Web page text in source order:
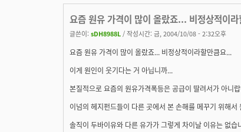
요즘 원유 가격이 많이 올랐죠... 비정상적이
글쓴이: sDH8988L / 작성시간: 금, 2004/10/08 - 2:32오후
요즘 원유 가격이 많이 올랐죠... 비정상적이라할만큼요...
이게 원인이 웃기다는 거 아닙니까...
본질적으로 요즘의 원유가격폭등은 공급이 딸려서가 아니
이넘의 헤지펀드들이 다른 곳에서 본 손해를 메꾸기 위해
솔직이 두바이유와 다른 유가가 그렇게 차이날 이유는 없습